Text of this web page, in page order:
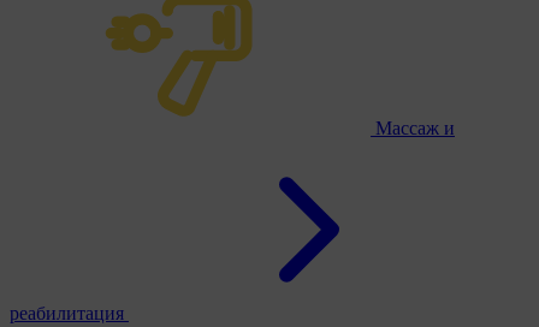
Массаж и
реабилитация